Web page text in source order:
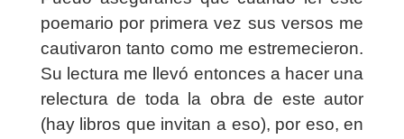
poemario por primera vez sus versos me
cautivaron tanto como me estremecieron.
Su lectura me llevó entonces a hacer una
relectura de toda la obra de este autor
(hay libros que invitan a eso), por eso, en